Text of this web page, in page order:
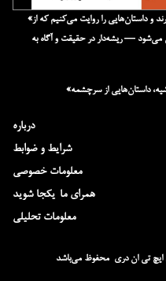
تی‌ ان دری محفوظ می‌باشد
درباره
شرایط و ضوابط
معلومات خصوصی
همرای ما-یکجا شوید
معلومات تحلیلی
«ما صداهایی را بازتاب می‌دهیم که اهمیت دارند و داستان‌هایی را روایت می‌کنیم که از
— ریشه‌دار در حقیقت و آگاه به